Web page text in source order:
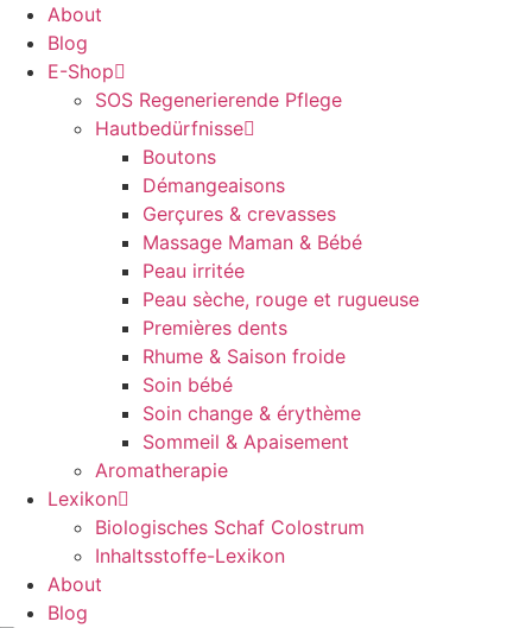
About
Blog
E-Shop
SOS Regenerierende Pflege
Hautbedürfnisse
Boutons
Démangeaisons
Gerçures & crevasses
Massage Maman & Bébé
Peau irritée
Peau sèche, rouge et rugueuse
Premières dents
Rhume & Saison froide
Soin bébé
Soin change & érythème
Sommeil & Apaisement
Aromatherapie
Lexikon
Biologisches Schaf Colostrum
Inhaltsstoffe-Lexikon
About
Blog